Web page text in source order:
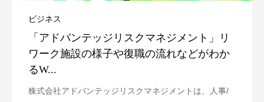
ビジネス
「アドバンテッジリスクマネジメント」リ
ワーク施設の様子や復職の流れなどがわか
るW...
株式会社アドバンテッジリスクマネジメントは、人事/